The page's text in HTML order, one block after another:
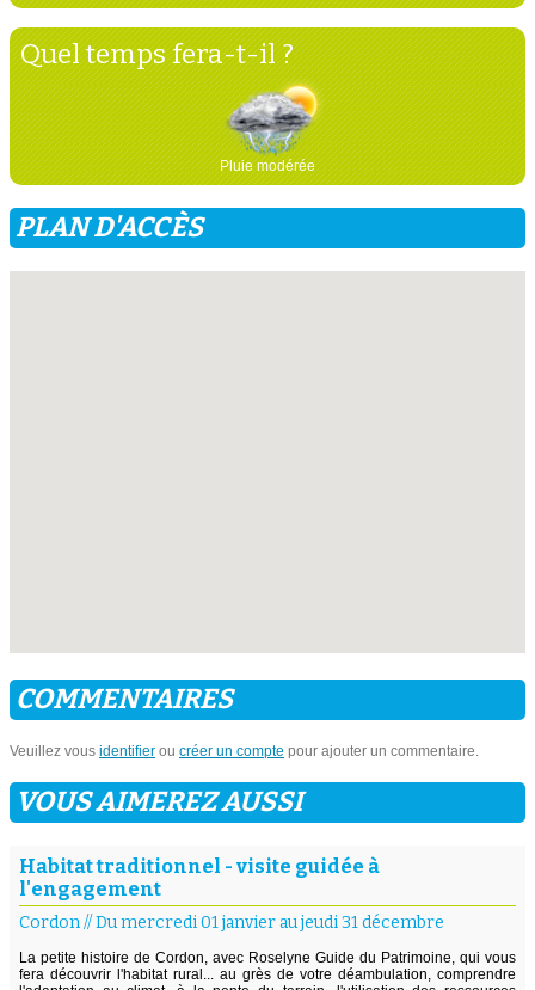
Quel temps fera-t-il ?
Pluie modérée
PLAN D'ACCÈS
COMMENTAIRES
Veuillez vous identifier ou créer un compte pour ajouter un commentaire.
VOUS AIMEREZ AUSSI
Habitat traditionnel - visite guidée à
l'engagement
Cordon//Du mercredi 01 janvier au jeudi 31 décembre
La petite histoire de Cordon, avec Roselyne Guide du Patrimoine, qui vous
fera découvrir l'habitat rural... au grès de votre déambulation, comprendre